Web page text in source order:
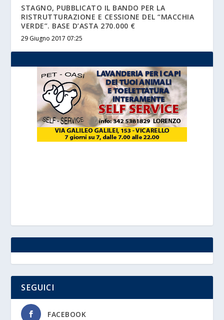
STAGNO, PUBBLICATO IL BANDO PER LA
RISTRUTTURAZIONE E CESSIONE DEL “MACCHIA
VERDE”. BASE D’ASTA 270.000 €
29 Giugno 2017 07:25
SEGUICI
FACEBOOK